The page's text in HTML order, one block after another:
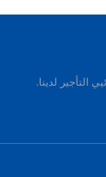
التأجير لدينا.